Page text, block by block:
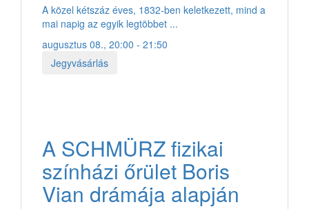
A közel kétszáz éves, 1832-ben keletkezett, mind a
mai napig az egyik legtöbbet ...
augusztus 08., 20:00 - 21:50
Jegyvásárlás
A SCHMÜRZ fizikai
színházi őrület Boris
Vian drámája alapján